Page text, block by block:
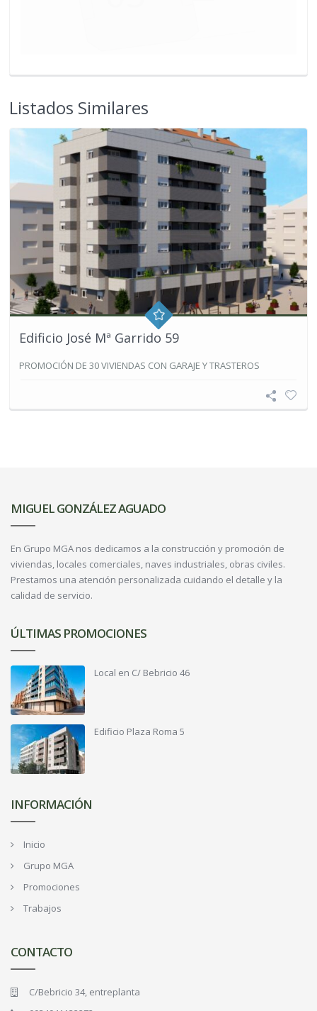
Listados Similares
Edificio José Mª Garrido 59
PROMOCIÓN DE 30 VIVIENDAS CON GARAJE Y TRASTEROS
MIGUEL GONZÁLEZ AGUADO
En Grupo MGA nos dedicamos a la construcción y promoción de
viviendas, locales comerciales, naves industriales, obras civiles.
Prestamos una atención personalizada cuidando el detalle y la
calidad de servicio.
ÚLTIMAS PROMOCIONES
Local en C/ Bebricio 46
Edificio Plaza Roma 5
INFORMACIÓN
Inicio
Grupo MGA
Promociones
Trabajos
CONTACTO
C/Bebricio 34, entreplanta